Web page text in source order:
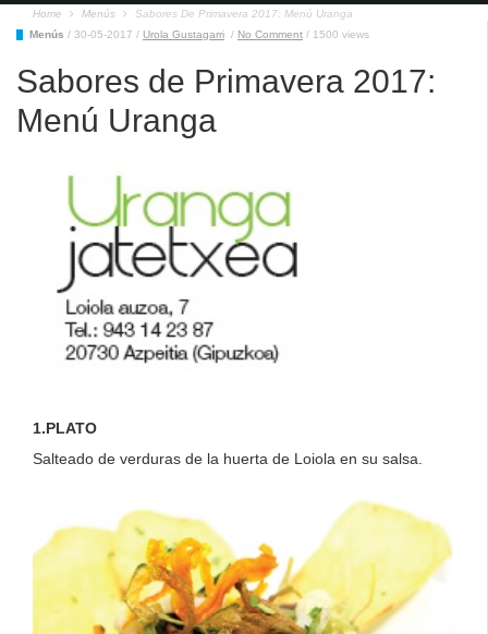
Home Menús
Sabores De Primavera 2017: Menú Uranga
Menús / 30-05-2017 / Urola Gustagarri / No Comment / 1500 views
Sabores de Primavera 2017:
Menú Uranga
1.PLATO
Salteado de verduras de la huerta de Loiola en su salsa.